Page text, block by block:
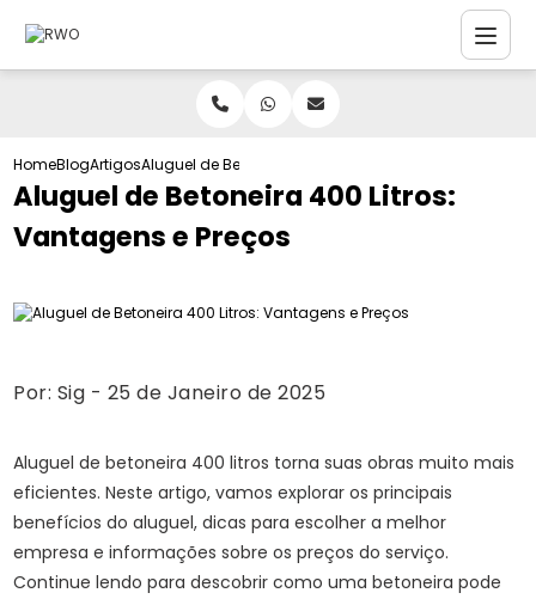
HomeBlogArtigosAluguel de Betoneira 400 Litros: Vantagens e Preços
Aluguel de Betoneira 400 Litros:
Vantagens e Preços
Por: Sig - 25 de Janeiro de 2025
Aluguel de betoneira 400 litros torna suas obras muito mais
eficientes. Neste artigo, vamos explorar os principais
benefícios do aluguel, dicas para escolher a melhor
empresa e informações sobre os preços do serviço.
Continue lendo para descobrir como uma betoneira pode